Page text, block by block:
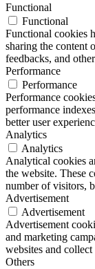
Functional
Functional
Functional cookies
sharing the content
feedbacks, and
Performance
Performance
Performance
performance
better user
Analytics
Analytics
Analytical cookies
the website. These
number of visitors,
Advertisement
Advertisement
Advertisement
and marketing
websites and
Others